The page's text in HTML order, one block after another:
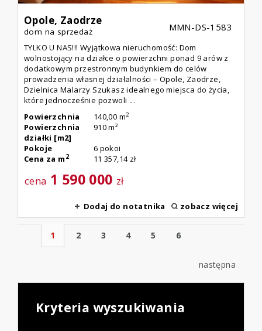
Opole, Zaodrze
dom na sprzedaż MMN-DS-1583
TYLKO U NAS!!! Wyjątkowa nieruchomość: Dom
wolnostojący na działce o powierzchni ponad 9 arów z
dodatkowym przestronnym budynkiem do celów
prowadzenia własnej działalności – Opole, Zaodrze,
Dzielnica Malarzy Szukasz idealnego miejsca do życia,
które jednocześnie pozwoli ...
Powierzchnia
140,00 m2
Powierzchnia
działki [m2]
910 m²
Pokoje
6 pokoi
Cena za m 2 11 357,14 zł
cena 1 590 000 zł
Dodaj do notatnika zobacz więcej
1 2 3 4 5 6
następna
Kryteria wyszukiwania